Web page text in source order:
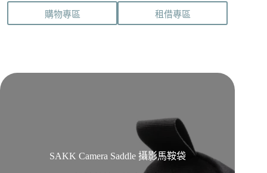
購物專區 租借專區
SAKK Camera Saddle 攝影馬鞍袋